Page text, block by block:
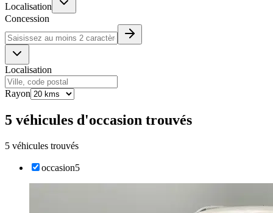
Localisation
Concession
Localisation
Rayon
5 véhicules d'occasion trouvés
5 véhicules trouvés
occasion5